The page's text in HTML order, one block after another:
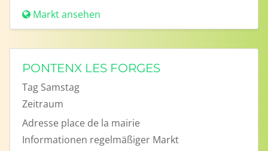
Markt ansehen
PONTENX LES FORGES
Tag Samstag
Zeitraum
Adresse place de la mairie
Informationen regelmäßiger Markt